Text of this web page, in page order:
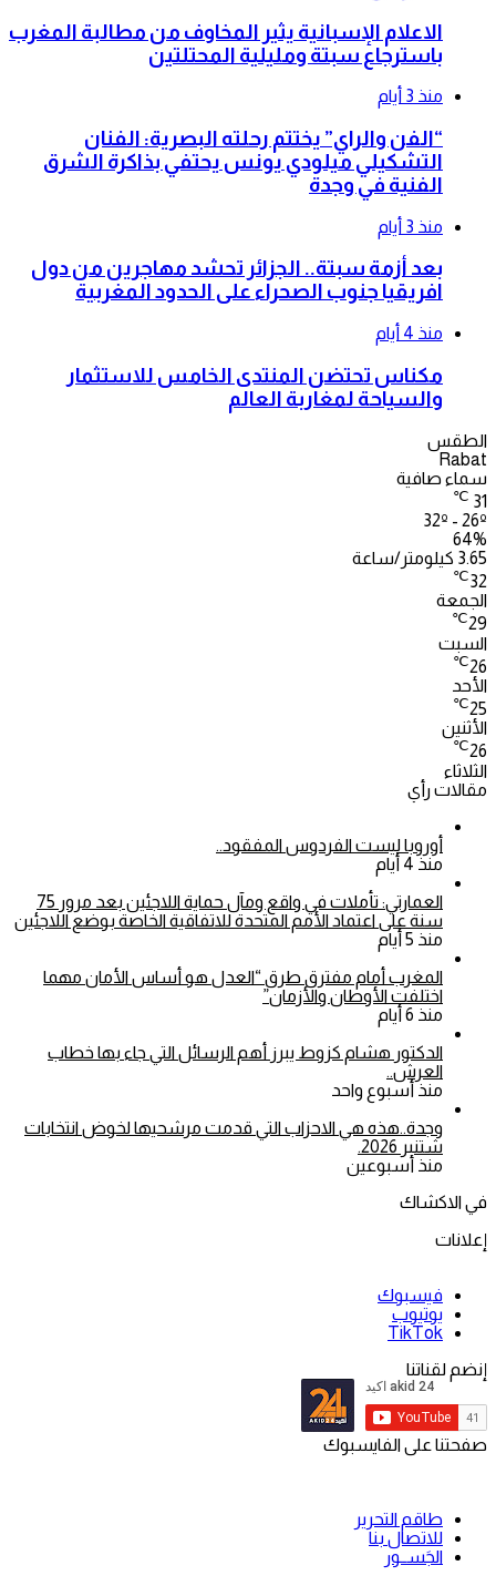
الاعلام الإسبانية يثير المخاوف من مطالبة المغرب
باسترجاع سبتة ومليلية المحتلتين
منذ 3 أيام
“الفن والراي” يختتم رحلته البصرية: الفنان
التشكيلي ميلودي يونس يحتفي بذاكرة الشرق
الفنية في وجدة
منذ 3 أيام
بعد أزمة سبتة.. الجزائر تحشد مهاجرين من دول
افريقيا جنوب الصحراء على الحدود المغربية
منذ 4 أيام
مكناس تحتضن المنتدى الخامس للاستثمار
والسياحة لمغاربة العالم
الطقس
Rabat
سماء صافية
31
℃
32º - 26º
64%
3.65 كيلومتر/ساعة
32
℃
الجمعة
29
℃
السبت
26
℃
الأحد
25
℃
الأثنين
26
℃
الثلاثاء
مقالات رأي
أوروبا ليست الفردوس المفقود..
منذ 4 أيام
العمارتي: تأملات في واقع ومآل حماية اللاجئين بعد مرور 75
سنة على اعتماد الأمم المتحدة للاتفاقية الخاصة بوضع اللاجئين
منذ 5 أيام
المغرب أمام مفترق طرق “العدل هو أساس الأمان مهما
اختلفت الأوطان والأزمان”
منذ 6 أيام
الدكتور هشام كزوط يبرز أهم الرسائل التي جاء بها خطاب
العرش..
منذ أسبوع واحد
وجدة..هذه هي الاحزاب التي قدمت مرشحيها لخوض انتخابات
شتنبر 2026.
منذ أسبوعين
في الاكشاك
إعلانات
فيسبوك
يوتيوب
‫TikTok
إنضم لقناتنا
صفحتنا على الفايسبوك
طاقم التحرير
للاتصال بنا
الجَســور